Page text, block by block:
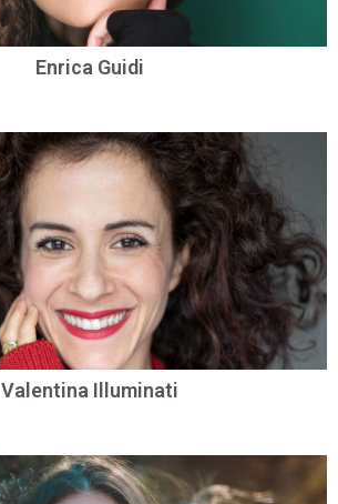
Enrica Guidi
Valentina Illuminati